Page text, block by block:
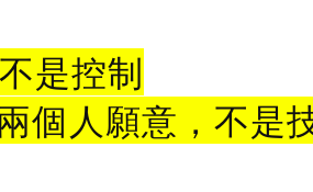
是控制
個人願意，不是